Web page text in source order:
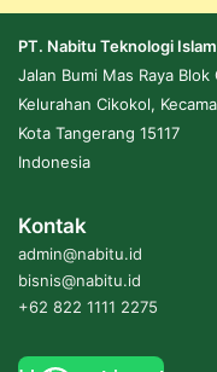
PT. Nabitu Teknologi
Jalan Bumi Mas Raya Blok
Kelurahan Cikokol,
Kota Tangerang 15117
Indonesia
Kontak
admin@nabitu.id
bisnis@nabitu.id
+62 822 1111 2275